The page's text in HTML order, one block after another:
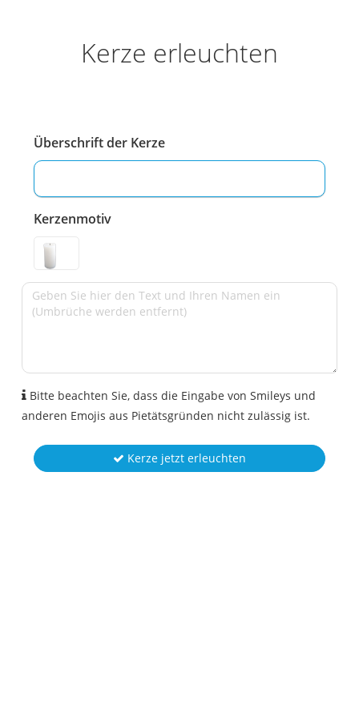
Kerze erleuchten
Überschrift der Kerze
Kerzenmotiv
Bitte beachten Sie, dass die Eingabe von Smileys und
anderen Emojis aus Pietätsgründen nicht zulässig ist.
Kerze jetzt erleuchten